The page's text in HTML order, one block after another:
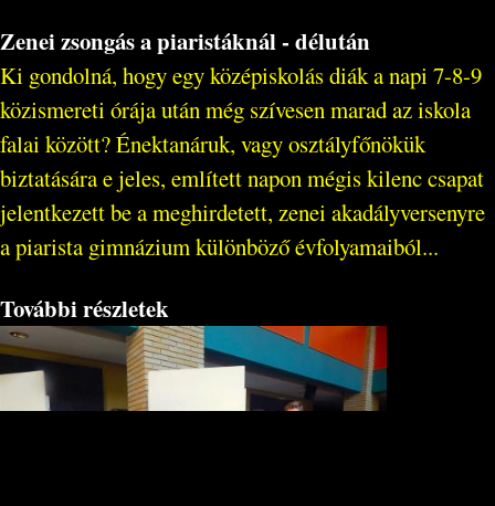
Zenei zsongás a piaristáknál - délután
Ki gondolná, hogy egy középiskolás diák a napi 7-8-9
közismereti órája után még szívesen marad az iskola
falai között? Énektanáruk, vagy osztályfőnökük
biztatására e jeles, említett napon mégis kilenc csapat
jelentkezett be a meghirdetett, zenei akadályversenyre
a piarista gimnázium különböző évfolyamaiból...
További részletek